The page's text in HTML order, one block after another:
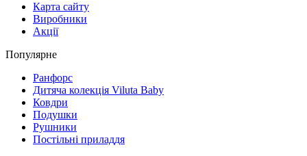
об'ємними фактурами. Це чудовий подарунок для
близьких, який завжди буде актуальним та доречним.
плед вже сьогодні!
Карта сайту
Виробники
Акції
Популярне
Ранфорс
Дитяча колекція Viluta Baby
Ковдри
Подушки
Рушники
Постільні приладдя